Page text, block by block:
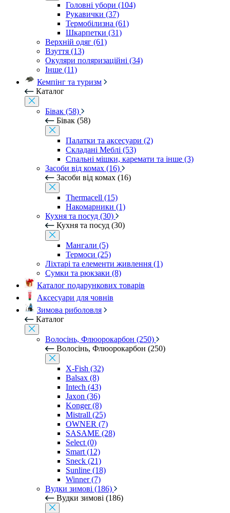
Головні убори (104)
Рукавички (37)
Термобілизна (61)
Шкарпетки (31)
Верхній одяг (61)
Взуття (13)
Окуляри поляризаційні (34)
Інше (11)
Кемпінг та туризм
Каталог
Бівак (58)
Бівак (58)
Палатки та аксесуари (2)
Складані Меблі (53)
Спальні мішки, каремати та інше (3)
Засоби від комах (16)
Засоби від комах (16)
Thermacell (15)
Накомарники (1)
Кухня та посуд (30)
Кухня та посуд (30)
Мангали (5)
Термоси (25)
Ліхтарі та елементи живлення (1)
Сумки та рюкзаки (8)
Каталог подарункових товарів
Аксесуари для човнів
Зимова риболовля
Каталог
Волосінь, Флюорокарбон (250)
Волосінь, Флюорокарбон (250)
X-Fish (32)
Balsax (8)
Intech (43)
Jaxon (36)
Konger (8)
Mistrall (25)
OWNER (7)
SASAME (28)
Select (0)
Smart (12)
Sneck (21)
Sunline (18)
Winner (7)
Вудки зимові (186)
Вудки зимові (186)